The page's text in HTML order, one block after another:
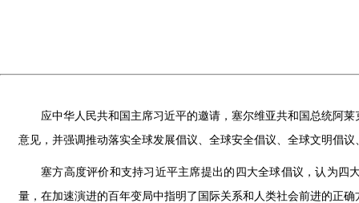
应中华人民共和国主席习近平的邀请，塞尔维亚共和国总统阿
意见，并强调推动落实全球发展倡议、全球安全倡议、全球文明倡
塞方高度评价和支持习近平主席提出的四大全球倡议，认为
量，在加速演进的百年变局中指明了国际关系和人类社会前进的正确